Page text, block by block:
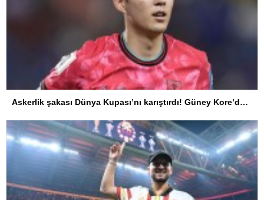
Askerlik şakası Dünya Kupası’nı karıştırdı! Güney Kore’den sert karar